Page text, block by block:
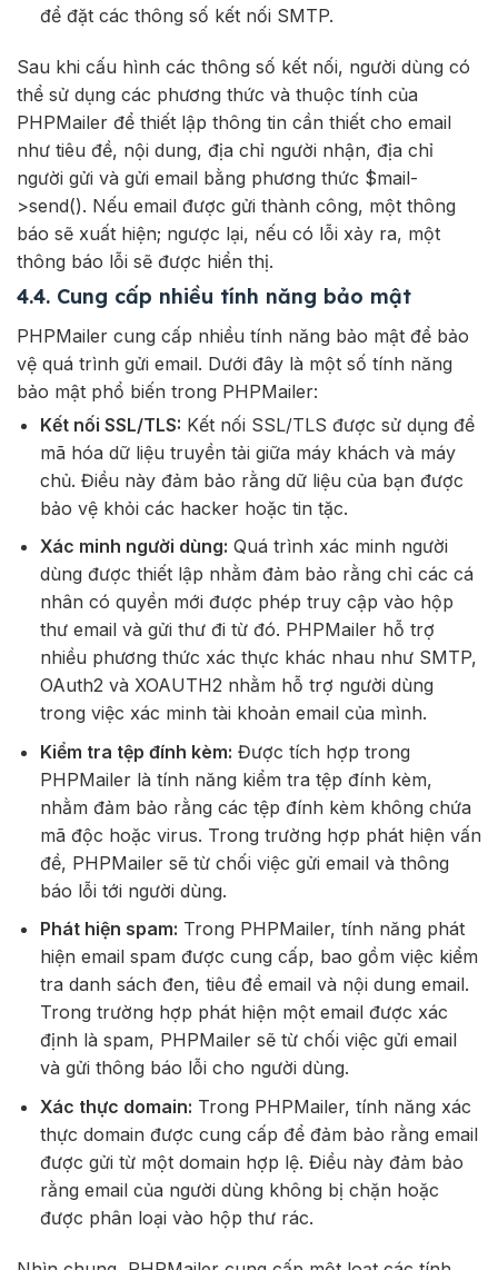
để đặt các thông số kết nối SMTP.
Sau khi cấu hình các thông số kết nối, người dùng có
thể sử dụng các phương thức và thuộc tính của
PHPMailer để thiết lập thông tin cần thiết cho email
như tiêu đề, nội dung, địa chỉ người nhận, địa chỉ
người gửi và gửi email bằng phương thức $mail-
>send(). Nếu email được gửi thành công, một thông
báo sẽ xuất hiện; ngược lại, nếu có lỗi xảy ra, một
thông báo lỗi sẽ được hiển thị.
4.4. Cung cấp nhiều tính năng bảo mật
PHPMailer cung cấp nhiều tính năng bảo mật để bảo
vệ quá trình gửi email. Dưới đây là một số tính năng
bảo mật phổ biến trong PHPMailer:
Kết nối SSL/TLS: Kết nối SSL/TLS được sử dụng để
mã hóa dữ liệu truyền tải giữa máy khách và máy
chủ. Điều này đảm bảo rằng dữ liệu của bạn được
bảo vệ khỏi các hacker hoặc tin tặc.
Xác minh người dùng: Quá trình xác minh người
dùng được thiết lập nhằm đảm bảo rằng chỉ các cá
nhân có quyền mới được phép truy cập vào hộp
thư email và gửi thư đi từ đó. PHPMailer hỗ trợ
nhiều phương thức xác thực khác nhau như SMTP,
OAuth2 và XOAUTH2 nhằm hỗ trợ người dùng
trong việc xác minh tài khoản email của mình.
Kiểm tra tệp đính kèm: Được tích hợp trong
PHPMailer là tính năng kiểm tra tệp đính kèm,
nhằm đảm bảo rằng các tệp đính kèm không chứa
mã độc hoặc virus. Trong trường hợp phát hiện vấn
đề, PHPMailer sẽ từ chối việc gửi email và thông
báo lỗi tới người dùng.
Phát hiện spam: Trong PHPMailer, tính năng phát
hiện email spam được cung cấp, bao gồm việc kiểm
tra danh sách đen, tiêu đề email và nội dung email.
Trong trường hợp phát hiện một email được xác
định là spam, PHPMailer sẽ từ chối việc gửi email
và gửi thông báo lỗi cho người dùng.
Xác thực domain: Trong PHPMailer, tính năng xác
thực domain được cung cấp để đảm bảo rằng email
được gửi từ một domain hợp lệ. Điều này đảm bảo
rằng email của người dùng không bị chặn hoặc
được phân loại vào hộp thư rác.